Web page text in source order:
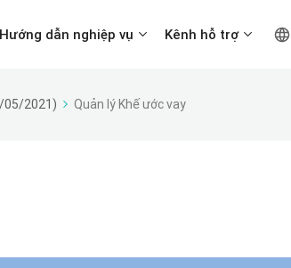
Hướng dẫn nghiệp vụ Kênh hỗ trợ
05/2021) Quản lý Khế ước vay